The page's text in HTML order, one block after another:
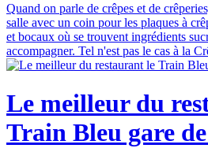
Quand on parle de crêpes et de
salle avec un coin pour les plaques à
et bocaux où se trouvent ingrédients
accompagner. Tel n'est pas le cas à la
Le meilleur du
Train Bleu gare